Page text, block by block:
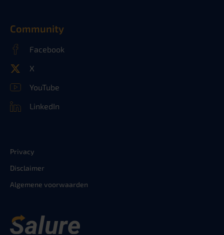
Community
Facebook
X
YouTube
LinkedIn
Privacy
Disclaimer
Algemene voorwaarden